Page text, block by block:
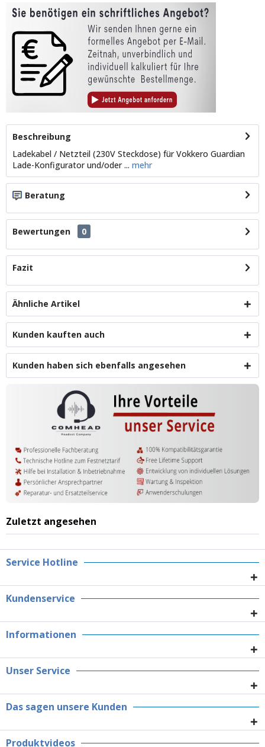
Beschreibung
Ladekabel / Netzteil (230V Steckdose) für Vokkero Guardian
Lade-Konfigurator und/oder ... mehr
Beratung
Bewertungen 0
Fazit
Ähnliche Artikel
Kunden kauften auch
Kunden haben sich ebenfalls angesehen
Zuletzt angesehen
Service Hotline
Kundenservice
Informationen
Unser Service
Das sagen unsere Kunden
Produktvideos